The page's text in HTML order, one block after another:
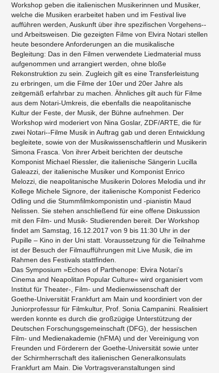
Workshop geben die italienischen Musikerinnen und Musiker,
welche die Musiken erarbeitet haben und im Festival live
aufführen werden, Auskunft über ihre spezifischen Vorgehens-­
und Arbeitsweisen. Die gezeigten Filme von Elvira Notari stellen
heute besondere Anforderungen an die musikalische
Begleitung: Das in den Filmen verwendete Liedmaterial muss
aufgenommen und arrangiert werden, ohne bloße
Rekonstruktion zu sein. Zugleich gilt es eine Transferleistung
zu erbringen, um die Filme der 10er und 20er Jahre als
zeitgemäß erfahrbar zu machen. Ähnliches gilt auch für Filme
aus dem Notari­‐Umkreis, die ebenfalls die neapolitanische
Kultur der Feste, der Musik, der Bühne aufnehmen. Der
Workshop wird moderiert von Nina Goslar, ZDF/ARTE, die für
zwei Notari-­‐Filme Musik in Auftrag gab und deren Entwicklung
begleitete, sowie von der Musikwissenschaftlerin und Musikerin
Simona Frasca. Von ihrer Arbeit berichten der deutsche
Komponist Michael Riessler, die italienische Sängerin Lucilla
Galeazzi, der italienische Musiker und Komponist Enrico
Melozzi, die neapolitanische Musikerin Dolores Melodia und ihr
Kollege Michele Signore, der italienische Komponist Federico
Odling und die Stummfilmkomponistin und -­pianistin Maud
Nelissen. Sie stehen anschließend für eine offene Diskussion
mit den Film­‐ und Musik­‐ Studierenden bereit. Der Workshop
findet am Samstag, 16.12.2017 von 9 bis 11:30 Uhr in der
Pupille – Kino in der Uni statt. Voraussetzung für die Teilnahme
ist der Besuch der Filmaufführungen mit Live Musik, die im
Rahmen des Festivals stattfinden.
Das Symposium »Echoes of Parthenope: Elvira Notari’s
Cinema and Neapolitan Popular Culture« wird organisiert vom
Institut für Theater­‐, Film-­ und Medienwissenschaft der
Goethe­‐Universität Frankfurt am Main und koordiniert von der
Juniorprofessur für Filmkultur, Prof. Sonia Campanini. Realisiert
werden konnte es durch die großzügige Unterstützung der
Deutschen Forschungsgemeinschaft (DFG), der hessischen
Film­‐ und Medienakademie (hFMA) und der Vereinigung von
Freunden und Förderern der Goethe­‐Universität sowie unter
der Schirmherrschaft des italienischen Generalkonsulats
Frankfurt am Main. Die Vortragsveranstaltungen sind